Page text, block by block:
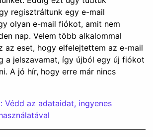
regisztráltunk egy e-mail
olyan e-mail fiókot, amit nem
nap. Velem több alkalommal
az eset, hogy elfelejtettem az e-mail
a jelszavamat, így újból egy új fiókot
A jó hír, hogy erre már nincs
Védd az adataidat, ingyenes